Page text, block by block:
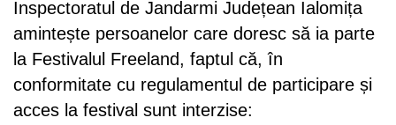
Inspectoratul de Jandarmi Județean Ialomița
amintește persoanelor care doresc să ia parte
la Festivalul Freeland, faptul că, în
conformitate cu regulamentul de participare și
acces la festival sunt interzise: